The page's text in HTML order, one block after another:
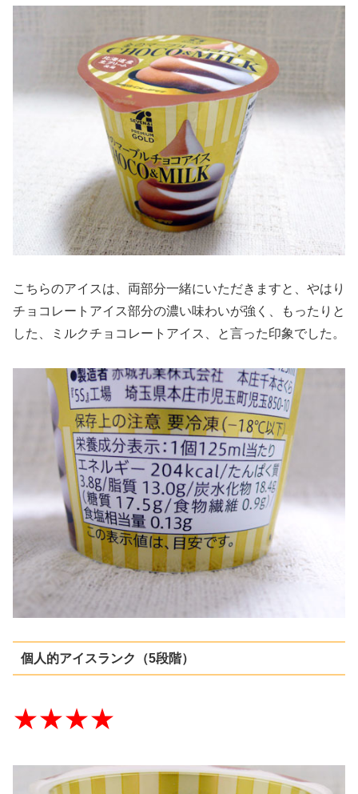
こちらのアイスは、両部分一緒にいただきますと、やはり
チョコレートアイス部分の濃い味わいが強く、もったりと
した、ミルクチョコレートアイス、と言った印象でした。
個人的アイスランク（5段階）
★★★★